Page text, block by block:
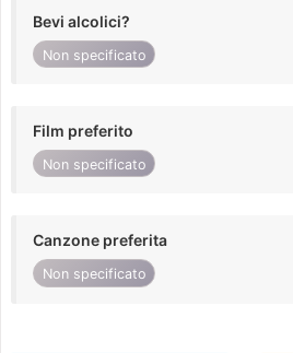
Bevi alcolici?
Non specificato
Film preferito
Non specificato
Canzone preferita
Non specificato